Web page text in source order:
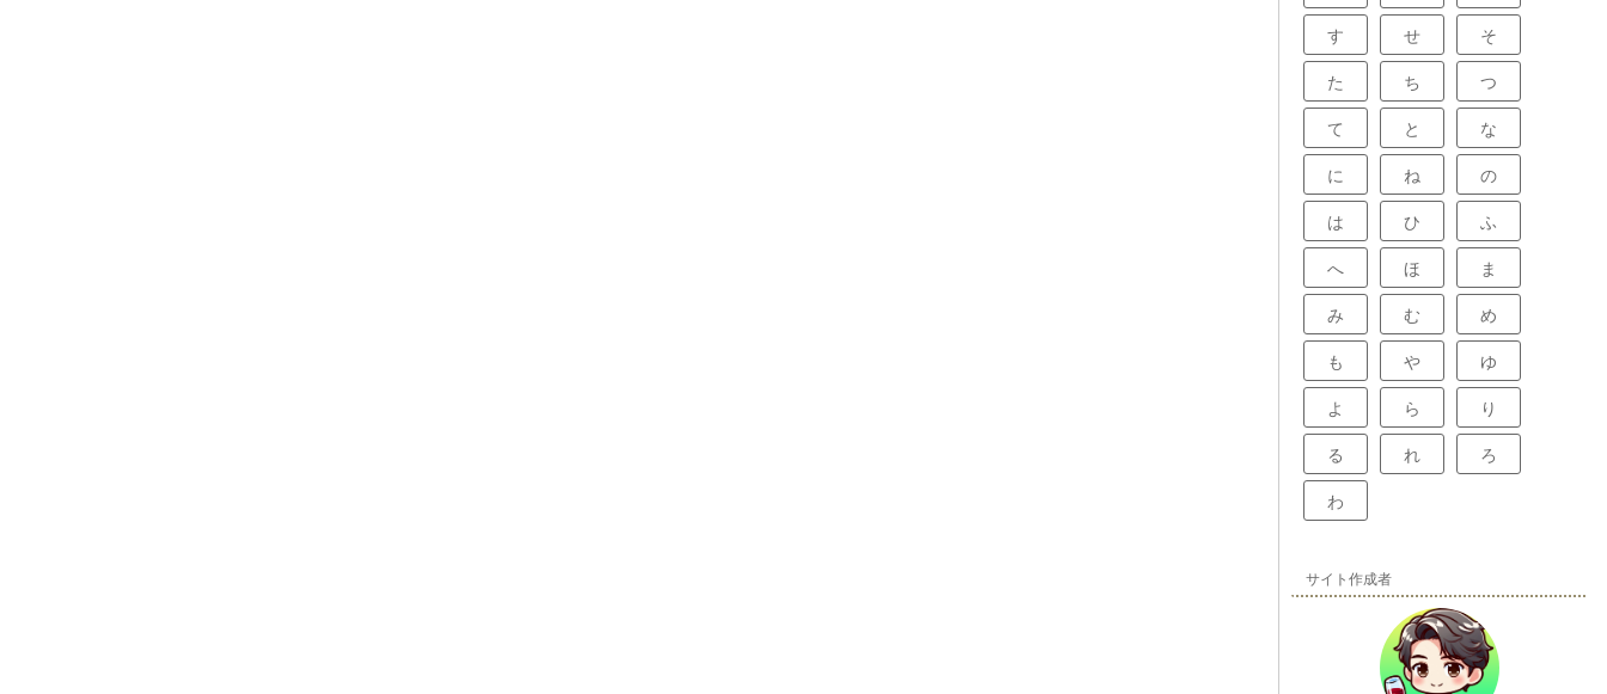
す せ そ
た ち つ
て と な
に ね の
は ひ ふ
へ ほ ま
み む め
も や ゆ
よ ら り
る れ ろ
わ
サイト作成者